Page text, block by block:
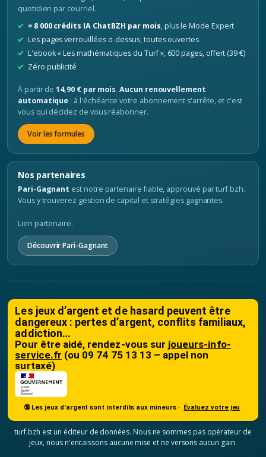
quotidien par courriel.
≈ 8 000 crédits IA ChatBZH par mois, plus le Mode Expert
Les pages verrouillées ci-dessus, toutes ouvertes
L'ebook « Les mathématiques du Turf », 600 pages, offert (39 €)
Zéro publicité
À partir de14,90 € par mois.Aucun renouvellement
automatique : à l'échéance votre abonnement s'arrête, et c'est
vous qui décidez de vous réabonner.
Voir les formules
Nos partenaires
Pari-Gagnant est notre partenaire fiable, approuvé par turf.bzh.
Vous y trouverez gestion de capital et stratégies gagnantes.
Lien partenaire.
Découvrir Pari-Gagnant
Les jeux d’argent et de hasard peuvent être
dangereux : pertes d’argent, conflits familiaux,
addiction…
Pour être aidé, rendez-vous sur joueurs-info-
service.fr (ou 09 74 75 13 13 – appel non
surtaxé)
🔞 Les jeux d'argent sont interdits aux mineurs · Évaluez votre jeu
turf.bzh est un éditeur de données. Nous ne sommes pas opérateur de
jeux, nous n'encaissons aucune mise et ne versons aucun gain.